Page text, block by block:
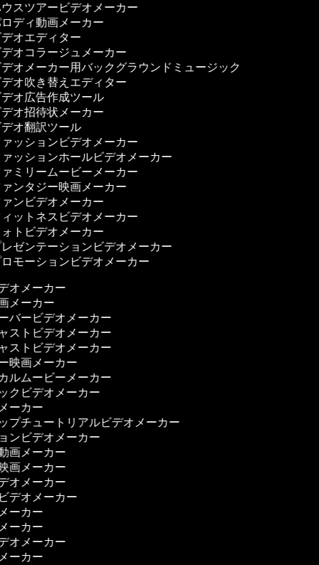
スツアービデオメーカー
ディ動画メーカー
オエディター
オコラージュメーカー
オメーカー用バックグラウンドミュージック
オ吹き替えエディター
オ広告作成ツール
オ招待状メーカー
オ翻訳ツール
ッションビデオメーカー
ッションホールビデオメーカー
ミリームービーメーカー
ンタジー映画メーカー
ンビデオメーカー
ットネスビデオメーカー
トビデオメーカー
ゼンテーションビデオメーカー
モーションビデオメーカー
オメーカー
メーカー
バービデオメーカー
ストビデオメーカー
ストビデオメーカー
映画メーカー
ルムービーメーカー
クビデオメーカー
ーカー
プチュートリアルビデオメーカー
ンビデオメーカー
画メーカー
画メーカー
オメーカー
デオメーカー
ーカー
ーカー
オメーカー
ーカー